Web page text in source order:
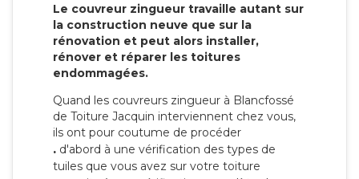
Le couvreur zingueur travaille autant sur
la construction neuve que sur la
rénovation et peut alors installer,
rénover et réparer les toitures
endommagées.
Quand les couvreurs zingueur à Blancfossé
de Toiture Jacquin interviennent chez vous,
ils ont pour coutume de procéder
. d'abord à une vérification des types de
tuiles que vous avez sur votre toiture